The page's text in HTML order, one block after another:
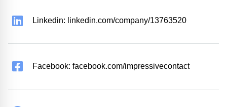
Linkedin: linkedin.com/company/13763520
Facebook: facebook.com/impressivecontact